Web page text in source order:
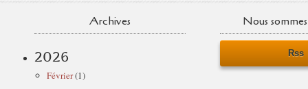
Archives
2026
Février(1)
Nous
Rss